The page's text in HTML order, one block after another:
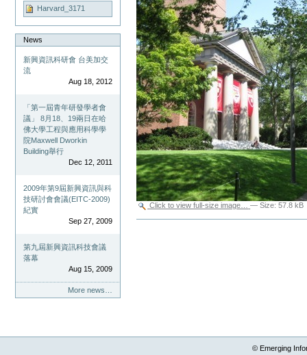
Harvard_3171
News
新興資訊科研會 台美加交
流
Aug 18, 2012
「第一屆青年研發學者會
議」 8月18、19兩日在哈
佛大學工程與應用科學學
院Maxwell Dworkin
Building舉行
Dec 12, 2011
2009年第9屆新興資訊與科
技研討會會議(EITC-2009)
紀實
Sep 27, 2009
第九屆新興資訊科技會議
落幕
Aug 15, 2009
More news…
Click to view full-size image… —Size:57.8 kB
© Emerging